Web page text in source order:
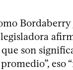
son
eso